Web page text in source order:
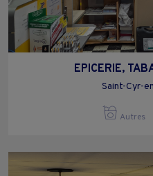
EPICERIE,
Saint-Cyr-
Autres